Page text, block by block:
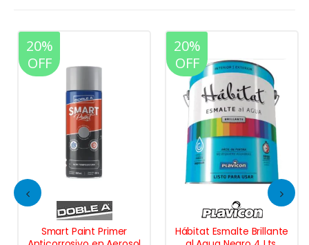
20%
OFF
Smart Paint Primer
20%
OFF
Hábitat Esmalte Brillante